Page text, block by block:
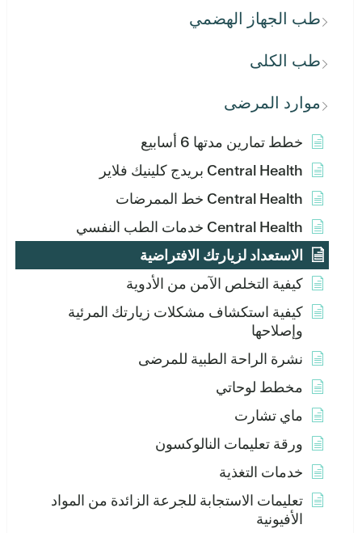
طب الجهاز الهضمي
طب الكلى
موارد المرضى
خطط تمارين مدتها 6 أسابيع
Central Health بريدج كلينيك فلاير
Central Health خط الممرضات
Central Health خدمات الطب النفسي
الاستعداد لزيارتك الافتراضية
كيفية التخلص الآمن من الأدوية
كيفية استكشاف مشكلات زيارتك المرئية
وإصلاحها
نشرة الراحة الطبية للمرضى
مخطط لوحاتي
ماي تشارت
ورقة تعليمات النالوكسون
خدمات التغذية
تعليمات الاستجابة للجرعة الزائدة من المواد
الأفيونية